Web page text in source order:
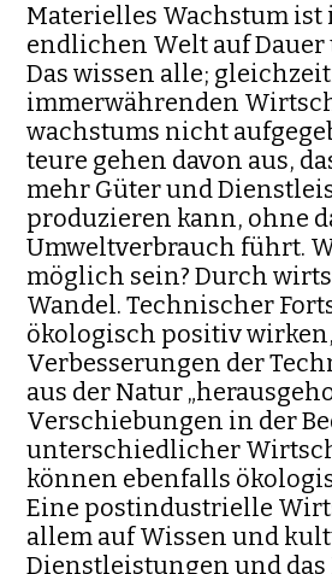
Materielles Wachstum ist
endlichen Welt auf
Das wissen alle;
immerwährenden
wachstums nicht
teure gehen davon aus,
mehr Güter und
produzieren kann, ohne
Umweltverbrauch führt.
möglich sein? Durch
Wandel. Technischer
öko­logisch positiv
Verbesserungen der
aus der Natur
Verschiebungen in der
unterschied­licher
können ebenfalls
Eine postindustrielle
allem auf Wissen und
Dienstleistungen und